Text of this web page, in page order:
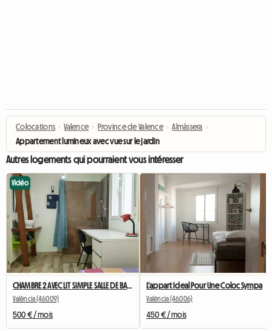
Colocations › Valence › Province de Valence › Almàssera ›
Appartement lumineux avec vue sur le jardin
Autres logements qui pourraient vous intéresser
Vidéo
CHAMBRE 2 AVEC LIT SIMPLE SALLE DE BAIN PRIVÉE SERRURE ET AC
València (46009)
500 € / mois
L'appart Ideal Pour Une Coloc Sympa
València (46006)
450 € / mois